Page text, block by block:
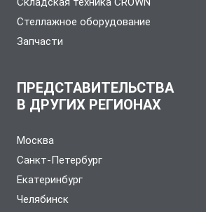
Стеллажное оборудование
Запчасти
ПРЕДСТАВИТЕЛЬСТВА
В ДРУГИХ РЕГИОНАХ
Москва
Санкт-Петербург
Екатеринбург
Челябинск